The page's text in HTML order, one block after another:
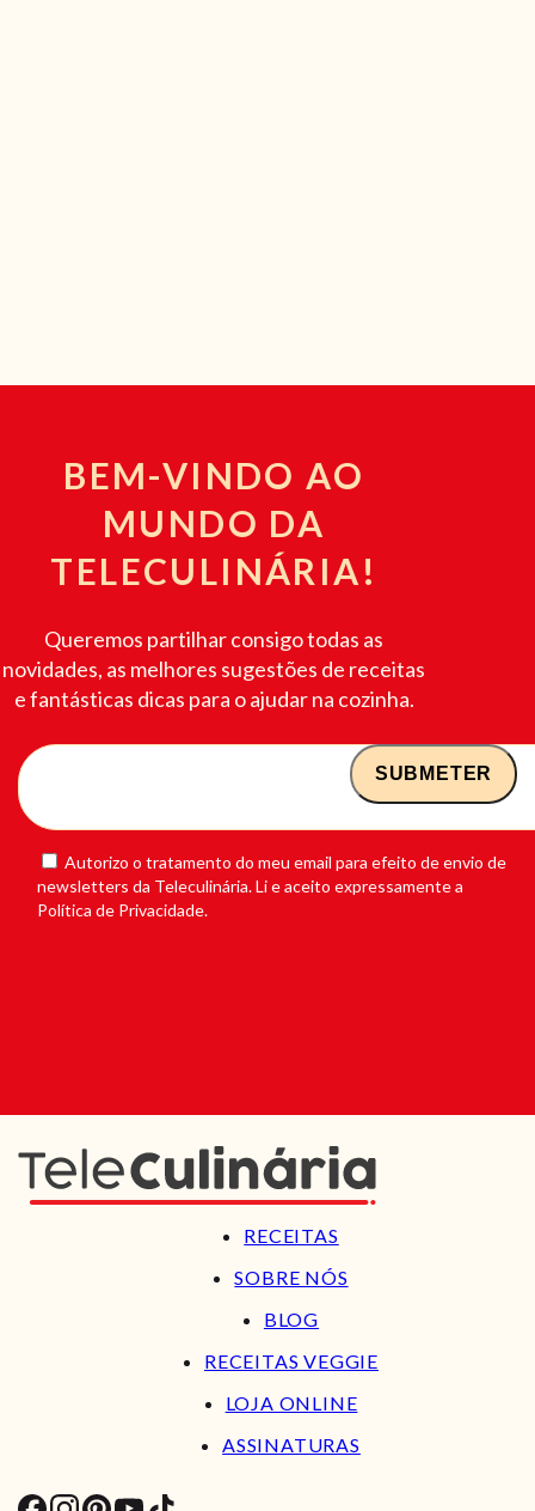
BEM-VINDO AO
MUNDO DA
TELECULINÁRIA!
Queremos partilhar consigo todas as
novidades, as melhores sugestões de receitas
e fantásticas dicas para o ajudar na cozinha.
Autorizo o tratamento do meu email para efeito de envio de
newsletters da Teleculinária. Li e aceito expressamente a
Política de Privacidade.
RECEITAS
SOBRE NÓS
BLOG
RECEITAS VEGGIE
LOJA ONLINE
ASSINATURAS